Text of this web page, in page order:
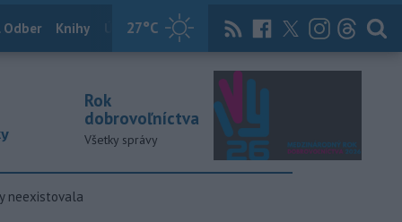
27°C
Odber Knihy Útulkovo Magazín News Now Archív
Rok
dobrovoľníctva
Všetky správy
neexistovala